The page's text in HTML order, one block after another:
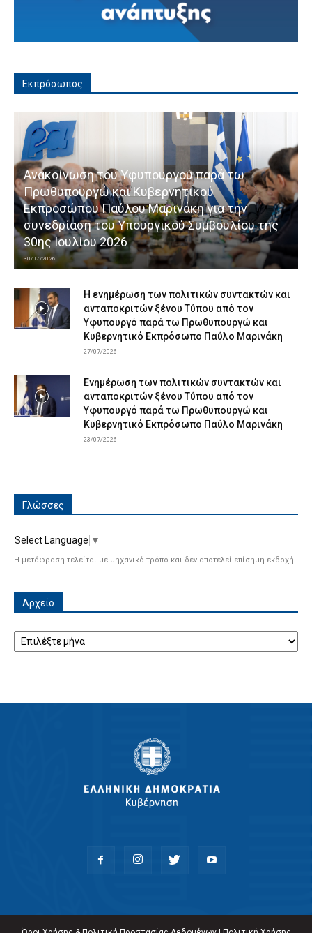
Εκπρόσωπος
Ανακοίνωση του Υφυπουργού παρά τω
Πρωθυπουργώ και Κυβερνητικού
Εκπροσώπου Παύλου Μαρινάκη για την
συνεδρίαση του Υπουργικού Συμβουλίου της
30ης Ιουλίου 2026
30/07/2026
Η ενημέρωση των πολιτικών συντακτών και
ανταποκριτών ξένου Τύπου από τον
Υφυπουργό παρά τω Πρωθυπουργώ και
Κυβερνητικό Εκπρόσωπο Παύλο Μαρινάκη
27/07/2026
Ενημέρωση των πολιτικών συντακτών και
ανταποκριτών ξένου Τύπου από τον
Υφυπουργό παρά τω Πρωθυπουργώ και
Κυβερνητικό Εκπρόσωπο Παύλο Μαρινάκη
23/07/2026
Γλώσσες
Select Language ▼
Η μετάφραση τελείται με μηχανικό τρόπο και δεν αποτελεί επίσημη εκδοχή.
Αρχείο
Αρχείο